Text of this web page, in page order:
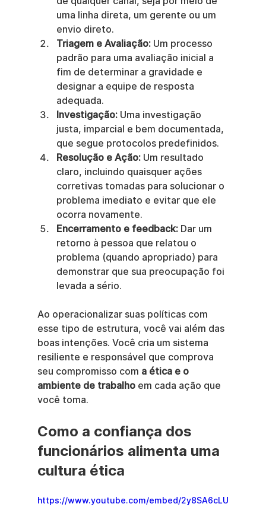
uma linha direta, um gerente ou um
envio direto.
Triagem e Avaliação: Um processo
padrão para uma avaliação inicial a
fim de determinar a gravidade e
designar a equipe de resposta
adequada.
Investigação: Uma investigação
justa, imparcial e bem documentada,
que segue protocolos predefinidos.
Resolução e Ação: Um resultado
claro, incluindo quaisquer ações
corretivas tomadas para solucionar o
problema imediato e evitar que ele
ocorra novamente.
Encerramento e feedback: Dar um
retorno à pessoa que relatou o
problema (quando apropriado) para
demonstrar que sua preocupação foi
levada a sério.
Ao operacionalizar suas políticas com
esse tipo de estrutura, você vai além das
boas intenções. Você cria um sistema
resiliente e responsável que comprova
seu compromisso com a ética e o
ambiente de trabalho em cada ação que
você toma.
Como a confiança dos
funcionários alimenta uma
cultura ética
https://www.youtube.com/embed/2y8SA6cLU